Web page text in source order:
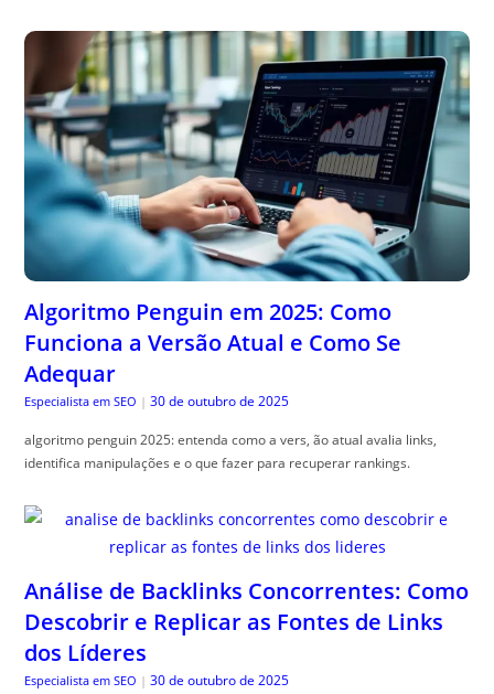
Algoritmo Penguin em 2025: Como
Funciona a Versão Atual e Como Se
Adequar
Especialista em SEO | 30 de outubro de 2025
algoritmo penguin 2025: entenda como a vers, ão atual avalia links,
identifica manipulações e o que fazer para recuperar rankings.
Análise de Backlinks Concorrentes: Como
Descobrir e Replicar as Fontes de Links
dos Líderes
Especialista em SEO | 30 de outubro de 2025